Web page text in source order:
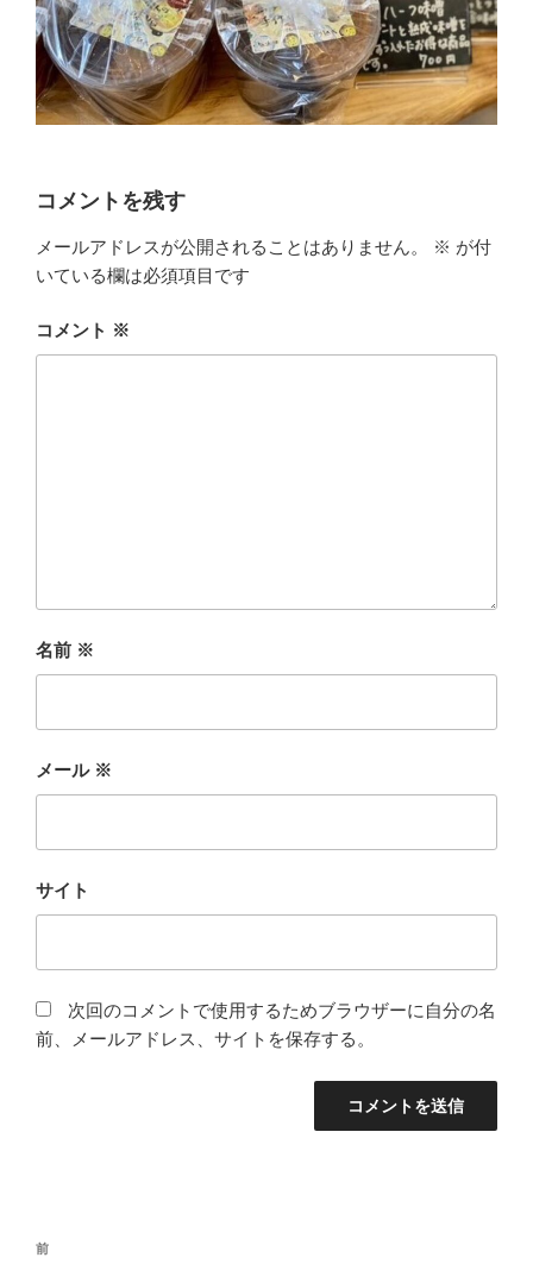
コメントを残す
メールアドレスが公開されることはありません。 ※ が付
いている欄は必須項目です
コメント ※
名前 ※
メール ※
サイト
次回のコメントで使用するためブラウザーに自分の名
前、メールアドレス、サイトを保存する。
投
前
前